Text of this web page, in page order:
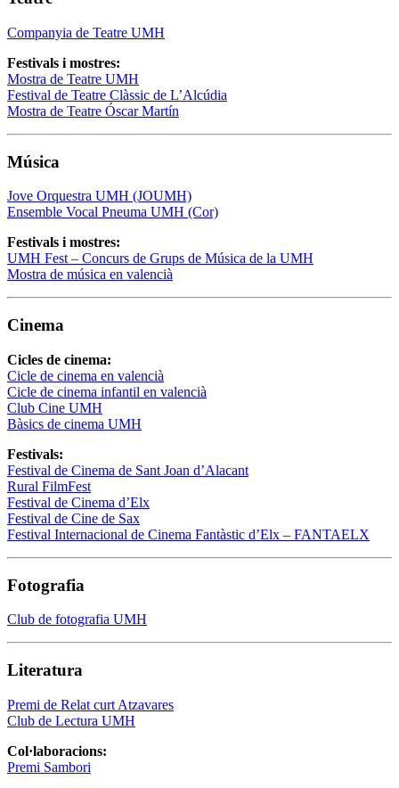
Companyia de Teatre UMH
Festivals i mostres:
Mostra de Teatre UMH
Festival de Teatre Clàssic de L’Alcúdia
Mostra de Teatre Óscar Martín
Música
Jove Orquestra UMH (JOUMH)
Ensemble Vocal Pneuma UMH (Cor)
Festivals i mostres:
UMH Fest – Concurs de Grups de Música de la UMH
Mostra de música en valencià
Cinema
Cicles de cinema:
Cicle de cinema en valencià
Cicle de cinema infantil en valencià
Club Cine UMH
Bàsics de cinema UMH
Festivals:
Festival de Cinema de Sant Joan d’Alacant
Rural FilmFest
Festival de Cinema d’Elx
Festival de Cine de Sax
Festival Internacional de Cinema Fantàstic d’Elx – FANTAELX
Fotografia
Club de fotografia UMH
Literatura
Premi de Relat curt Atzavares
Club de Lectura UMH
Col·laboracions:
Premi Sambori